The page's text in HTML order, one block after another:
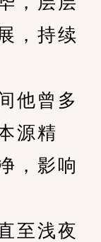
，持续
他曾多
源精
，影响
至浅夜